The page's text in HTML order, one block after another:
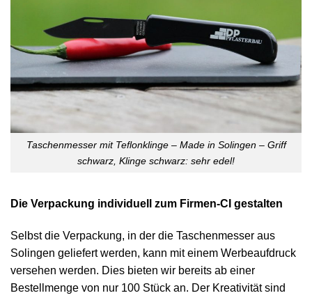
Taschenmesser mit Teflonklinge – Made in Solingen – Griff
schwarz, Klinge schwarz: sehr edel!
Die Verpackung individuell zum Firmen-CI gestalten
Selbst die Verpackung, in der die Taschenmesser aus
Solingen geliefert werden, kann mit einem Werbeaufdruck
versehen werden. Dies bieten wir bereits ab einer
Bestellmenge von nur 100 Stück an. Der Kreativität sind